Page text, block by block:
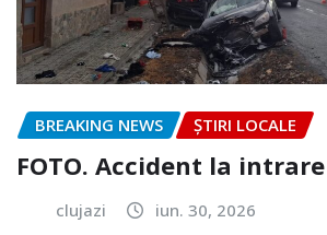
BREAKING NEWS ȘTIRI LOCALE
FOTO. Accident la
clujazi iun. 30, 2026